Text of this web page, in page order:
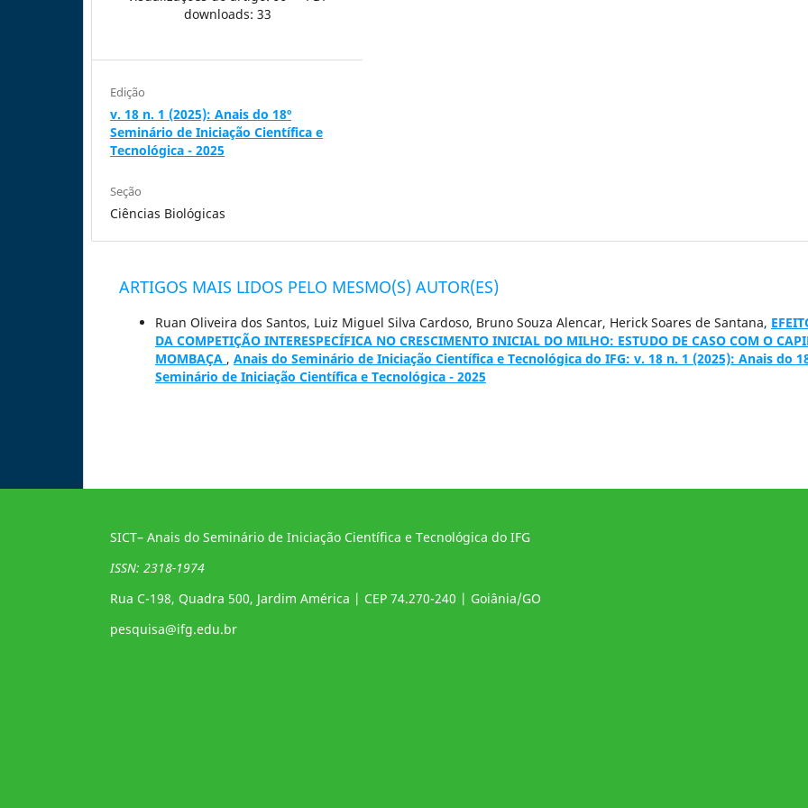
downloads: 33
Edição
v. 18 n. 1 (2025): Anais do 18º
Seminário de Iniciação Científica e
Tecnológica - 2025
Seção
Ciências Biológicas
ARTIGOS MAIS LIDOS PELO MESMO(S) AUTOR(ES)
Ruan Oliveira dos Santos, Luiz Miguel Silva Cardoso, Bruno Souza Alencar, Herick Soares de Santana,
DA COMPETIÇÃO INTERESPECÍFICA NO CRESCIMENTO INICIAL DO MILHO: ESTUDO DE CASO COM O
MOMBAÇA , Anais do Seminário de Iniciação Científica e Tecnológica do IFG: v. 18 n. 1 (2025): Anais do
Seminário de Iniciação Científica e Tecnológica - 2025
SICT– Anais do Seminário de Iniciação Científica e Tecnológica do IFG
ISSN: 2318-1974
Rua C-198, Quadra 500, Jardim América | CEP 74.270-240 | Goiânia/GO
pesquisa@ifg.edu.br